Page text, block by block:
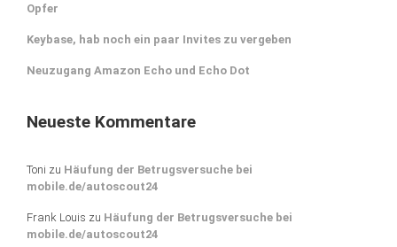
Opfer
Keybase, hab noch ein paar Invites zu vergeben
Neuzugang Amazon Echo und Echo Dot
Neueste Kommentare
Toni zu Häufung der Betrugsversuche bei
mobile.de/autoscout24
Frank Louis zu Häufung der Betrugsversuche bei
mobile.de/autoscout24